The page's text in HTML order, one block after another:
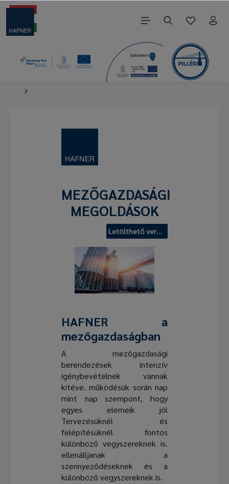
MEZŐGAZDASÁGI
MEGOLDÁSOK
Letölthető verzió
HAFNER a
mezőgazdaságban
A mezőgazdasági
berendezések intenzív
igénybevételnek vannak
kitéve. működésük során nap
mint nap szempont, hogy
egyes elemeik jól
Tervezésüknél és
felépítésüknél fontos
különböző vegyszereknek is.
ellenálljanak a
szennyeződéseknek és a
különböző vegyszereknek is.